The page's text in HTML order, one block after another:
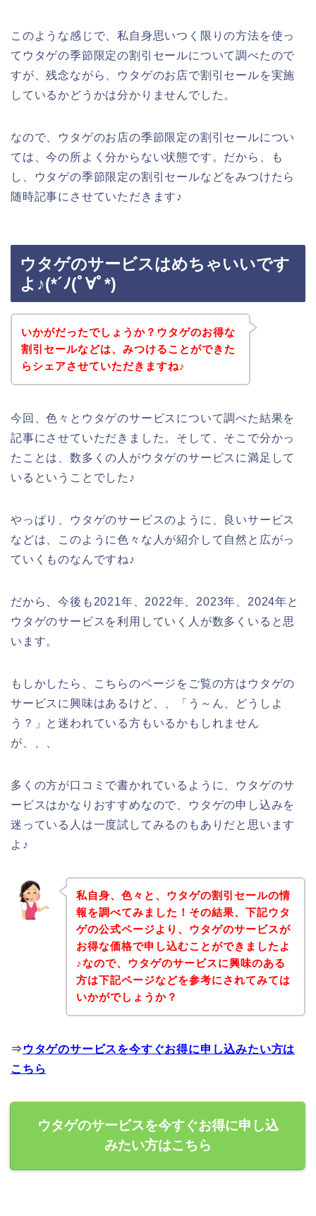
このような感じで、私自身思いつく限りの方法を使っ
てウタゲの季節限定の割引セールについて調べたので
すが、残念ながら、ウタゲのお店で割引セールを実施
しているかどうかは分かりませんでした。
なので、ウタゲのお店の季節限定の割引セールについ
ては、今の所よく分からない状態です。だから、も
し、ウタゲの季節限定の割引セールなどをみつけたら
随時記事にさせていただきます♪
ウタゲのサービスはめちゃいいです
よ♪(*´ﾉ(ﾟ∀ﾟ*)
いかがだったでしょうか？ウタゲのお得な
割引セールなどは、みつけることができた
らシェアさせていただきますね♪
今回、色々とウタゲのサービスについて調べた結果を
記事にさせていただきました。そして、そこで分かっ
たことは、数多くの人がウタゲのサービスに満足して
いるということでした♪
やっぱり、ウタゲのサービスのように、良いサービス
などは、このように色々な人が紹介して自然と広がっ
ていくものなんですね♪
だから、今後も2021年、2022年、2023年、2024年と
ウタゲのサービスを利用していく人が数多くいると思
います。
もしかしたら、こちらのページをご覧の方はウタゲの
サービスに興味はあるけど、、「う～ん、どうしよ
う？」と迷われている方もいるかもしれません
が、、、
多くの方が口コミで書かれているように、ウタゲのサ
ービスはかなりおすすめなので、ウタゲの申し込みを
迷っている人は一度試してみるのもありだと思います
よ♪
私自身、色々と、ウタゲの割引セールの情
報を調べてみました！その結果、下記ウタ
ゲの公式ページより、ウタゲのサービスが
お得な価格で申し込むことができましたよ
♪なので、ウタゲのサービスに興味のある
方は下記ページなどを参考にされてみては
いかがでしょうか？
⇒ ウタゲのサービスを今すぐお得に申し込みたい方は
こちら
ウタゲのサービスを今すぐお得に申し込
みたい方はこちら